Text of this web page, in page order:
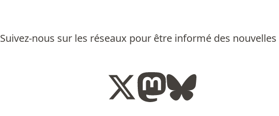
Suivez-nous sur les réseaux pour être informé des